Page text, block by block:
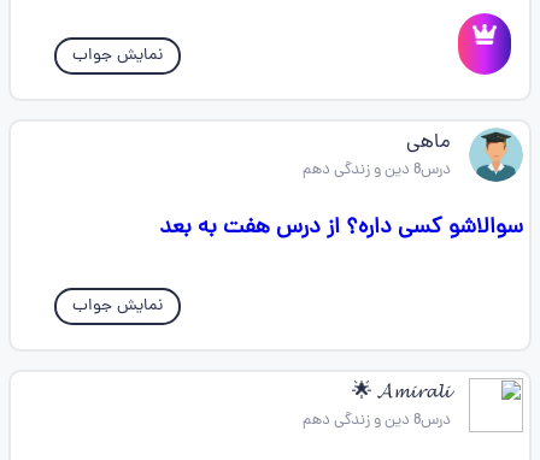
نمایش جواب
ماهی
درس8 دین و زندگی دهم
سوالاشو کسی داره؟ از درس هفت به بعد
نمایش جواب
𝓐𝓶𝓲𝓻𝓪𝓵𝓲 🌟
درس8 دین و زندگی دهم